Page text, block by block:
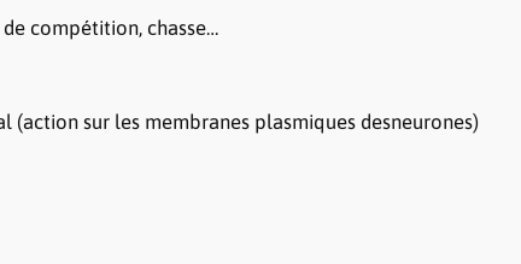
compétition, chasse…
(action sur les membranes plasmiques desneurones)